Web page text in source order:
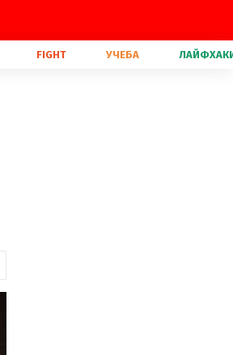
FIGHT УЧЕБА